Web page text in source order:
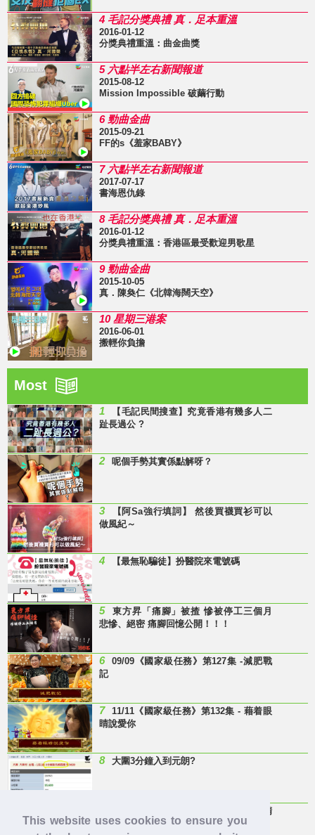
This website uses cookies to ensure you
4 毛記分獎典禮 真．足本重溫
2016-01-12
分獎典禮重溫：曲金曲獎
5 六點半左右新聞報道
2015-08-12
Mission Impossible 破繭行動
6 勁曲金曲
2015-09-21
FF的s《羞家BABY》
7 六點半左右新聞報道
2017-07-17
書海恩仇錄
8 毛記分獎典禮 真．足本重溫
2016-01-12
分獎典禮重溫：香港區最受歡迎男歌星
9 勁曲金曲
2015-10-05
真．陳奐仁《北韓海闊天空》
10 星期三港案
2016-06-01
搬輕你負擔
Most
1
【毛記民間搜查】究竟香港有幾多人二
趾長過公 ?
2 呢個手勢其實係點解呀？
3
【阿Sa強行填詞】 然後買襪買衫可以
做風紀～
4 【最無恥騙徒】扮醫院來電號碼
5
東方昇「痛腳」被揸 慘被停工三個月
悲慘、絕密 痛腳回憶公開！！！
6
09/09《國家級任務》第127集 -減肥戰
記
7
11/11《國家級任務》第132集 - 藉着眼
睛說愛你
8 大圍3分鐘入到元朗?
Last Minute 迎接Baby雞精班！滴雞精
邊隻好？